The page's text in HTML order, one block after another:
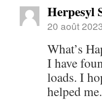
Herpesyl
20 août
What’s
I have
loads. I
helped